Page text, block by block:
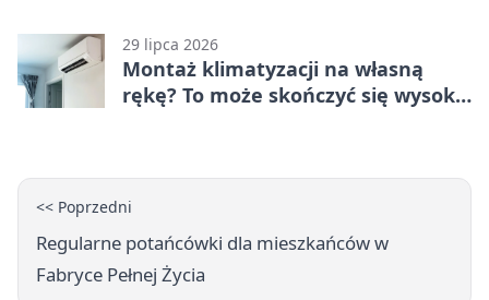
29 lipca 2026
Montaż klimatyzacji na własną
rękę? To może skończyć się wysoką
<< Poprzedni
Regularne potańcówki dla mieszkańców w
Fabryce Pełnej Życia